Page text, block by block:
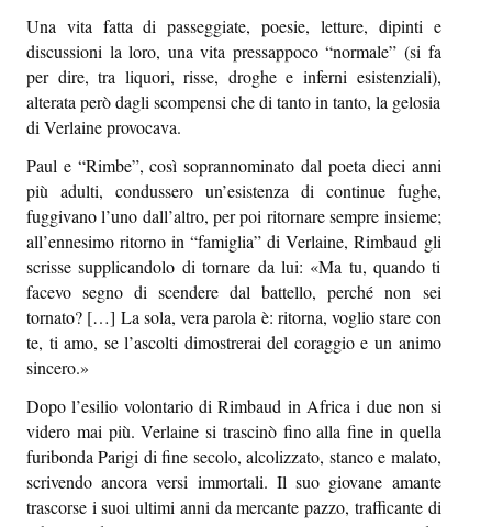
Una vita fatta di passeggiate, poesie, letture, dipinti e
discussioni la loro, una vita pressappoco “normale” (si fa
per dire, tra liquori, risse, droghe e inferni esistenziali),
alterata però dagli scompensi che di tanto in tanto, la gelosia
di Verlaine provocava.
Paul e “Rimbe”, così soprannominato dal poeta dieci anni
più adulti, condussero un’esistenza di continue fughe,
fuggivano l’uno dall’altro, per poi ritornare sempre insieme;
all’ennesimo ritorno in “famiglia” di Verlaine, Rimbaud gli
scrisse supplicandolo di tornare da lui: «Ma tu, quando ti
facevo segno di scendere dal battello, perché non sei
tornato? […] La sola, vera parola è: ritorna, voglio stare con
te, ti amo, se l’ascolti dimostrerai del coraggio e un animo
sincero.»
Dopo l’esilio volontario di Rimbaud in Africa i due non si
videro mai più. Verlaine si trascinò fino alla fine in quella
furibonda Parigi di fine secolo, alcolizzato, stanco e malato,
scrivendo ancora versi immortali. Il suo giovane amante
trascorse i suoi ultimi anni da mercante pazzo, trafficante di